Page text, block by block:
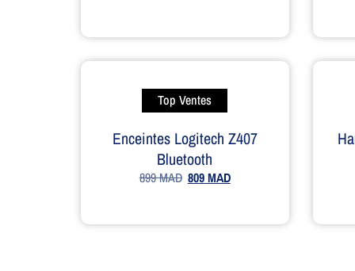
Top Ventes
Enceintes Logitech Z407
Bluetooth
899MAD 809MAD